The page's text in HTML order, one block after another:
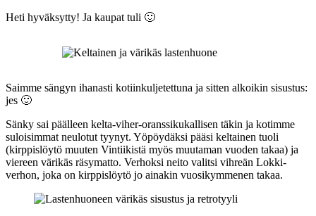
Heti hyväksytty! Ja kaupat tuli 🙂
Saimme sängyn ihanasti kotiinkuljetettuna ja sitten alkoikin sisustus:
jes 🙂
Sänky sai päälleen kelta-viher-oranssikukallisen täkin ja kotimme
suloisimmat neulotut tyynyt. Yöpöydäksi pääsi keltainen tuoli
(kirppislöytö muuten Vintiikistä myös muutaman vuoden takaa) ja
viereen värikäs räsymatto. Verhoksi neito valitsi vihreän Lokki-
verhon, joka on kirppislöytö jo ainakin vuosikymmenen takaa.